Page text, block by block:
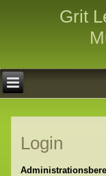
Grit
Login